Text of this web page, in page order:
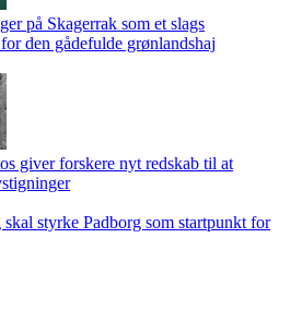
på Skagerrak som et slags
den gådefulde grønlandshaj
giver forskere nyt redskab til at
styrke Padborg som startpunkt for